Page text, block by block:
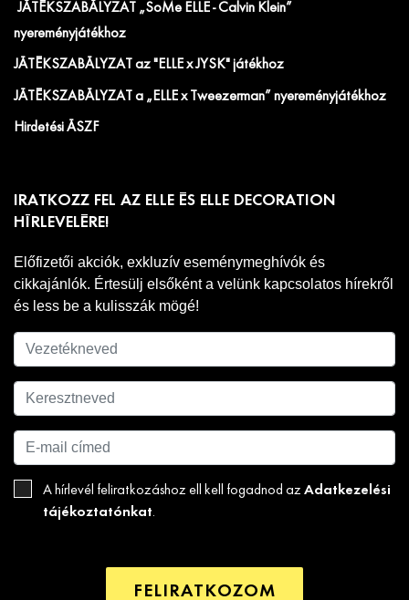
JÁTÉKSZABÁLYZAT „SoMe ELLE - Calvin Klein”
nyereményjátékhoz
JÁTÉKSZABÁLYZAT az "ELLE x JYSK" játékhoz
JÁTÉKSZABÁLYZAT a „ELLE x Tweezerman” nyereményjátékhoz
Hirdetési ÁSZF
IRATKOZZ FEL AZ ELLE ÉS ELLE DECORATION
HÍRLEVELÉRE!
Előfizetői akciók, exkluzív eseménymeghívók és
cikkajánlók. Értesülj elsőként a velünk kapcsolatos hírekről
és less be a kulisszák mögé!
A hírlevél feliratkozáshoz ell kell fogadnod az Adatkezelési
tájékoztatónkat.
FELIRATKOZOM